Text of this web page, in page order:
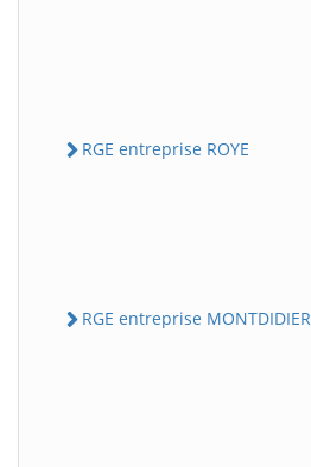
RGE entreprise ROYE
RGE entreprise MONTDIDIER